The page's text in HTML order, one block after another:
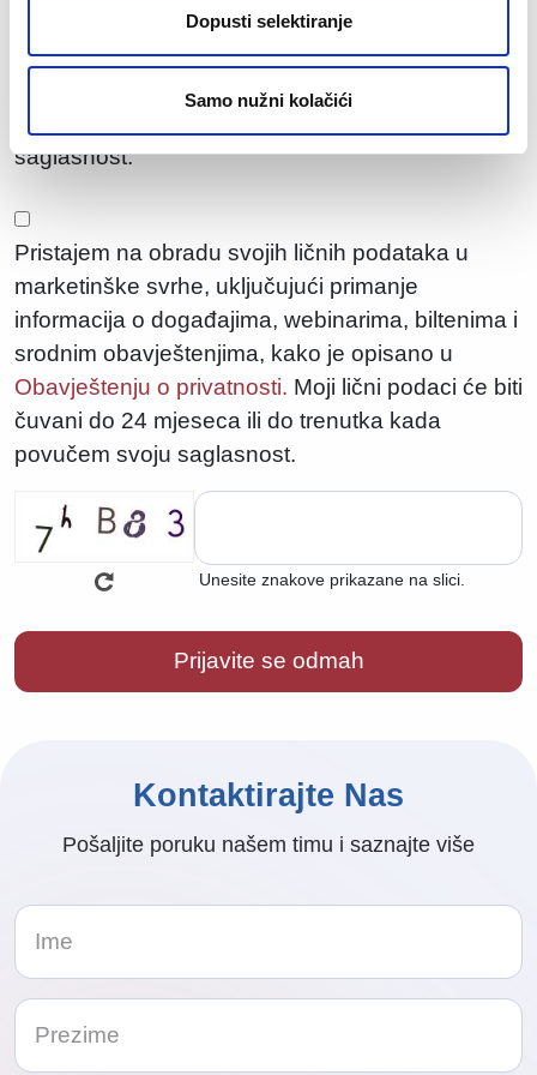
Dopusti selektiranje
Samo nužni kolačići
pozivanje na programe obuke i profesionalnog
razvoja, kako je opisano uObavještenju o
Moji lični podaci će biti čuvani do 24
saglasnost.
Pristajem na obradu svojih ličnih podataka u
marketinške svrhe, uključujući primanje
informacija o događajima, webinarima, biltenima i
srodnim obavještenjima, kako je opisano u
Obavještenju o privatnosti. Moji lični podaci će biti
čuvani do 24 mjeseca ili do trenutka kada
povučem svoju saglasnost.
Unesite znakove prikazane na slici.
Kontaktirajte Nas
Pošaljite poruku našem timu i saznajte više